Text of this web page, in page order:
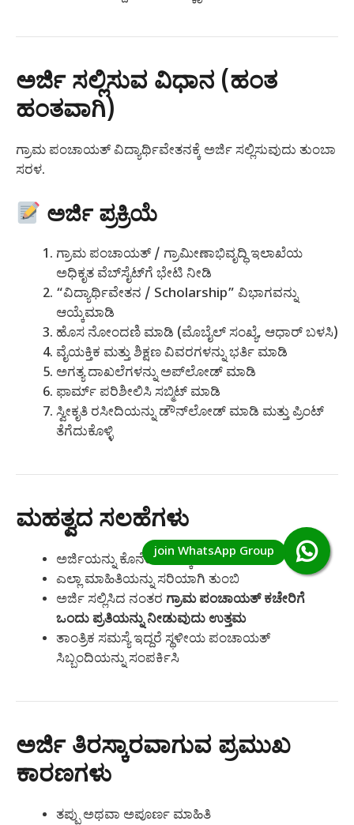
ಅರ್ಜಿ ಸಲ್ಲಿಸುವ ವಿಧಾನ (ಹಂತ
ಹಂತವಾಗಿ)
ಗ್ರಾಮ ಪಂಚಾಯತ್ ವಿದ್ಯಾರ್ಥಿವೇತನಕ್ಕೆ ಅರ್ಜಿ ಸಲ್ಲಿಸುವುದು ತುಂಬಾ
ಸರಳ.
ಅರ್ಜಿ ಪ್ರಕ್ರಿಯೆ
ಗ್ರಾಮ ಪಂಚಾಯತ್ / ಗ್ರಾಮೀಣಾಭಿವೃದ್ಧಿ ಇಲಾಖೆಯ
ಅಧಿಕೃತ ವೆಬ್‌ಸೈಟ್‌ಗೆ ಭೇಟಿ ನೀಡಿ
“ವಿದ್ಯಾರ್ಥಿವೇತನ / Scholarship” ವಿಭಾಗವನ್ನು
ಆಯ್ಕೆಮಾಡಿ
ಹೊಸ ನೋಂದಣಿ ಮಾಡಿ (ಮೊಬೈಲ್ ಸಂಖ್ಯೆ, ಆಧಾರ್ ಬಳಸಿ)
ವೈಯಕ್ತಿಕ ಮತ್ತು ಶಿಕ್ಷಣ ವಿವರಗಳನ್ನು ಭರ್ತಿ ಮಾಡಿ
ಅಗತ್ಯ ದಾಖಲೆಗಳನ್ನು ಅಪ್‌ಲೋಡ್ ಮಾಡಿ
ಫಾರ್ಮ್ ಪರಿಶೀಲಿಸಿ ಸಬ್ಮಿಟ್ ಮಾಡಿ
ಸ್ವೀಕೃತಿ ರಸೀದಿಯನ್ನು ಡೌನ್‌ಲೋಡ್ ಮಾಡಿ ಮತ್ತು ಪ್ರಿಂಟ್
ತೆಗೆದುಕೊಳ್ಳಿ
ಮಹತ್ವದ ಸಲಹೆಗಳು
ಅರ್ಜಿಯನ್ನು ಕೊನೆಯ ದಿನಕ್ಕೆ ಬಿಡಬೇಡಿ
ಎಲ್ಲಾ ಮಾಹಿತಿಯನ್ನು ಸರಿಯಾಗಿ ತುಂಬಿ
ಅರ್ಜಿ ಸಲ್ಲಿಸಿದ ನಂತರ ಗ್ರಾಮ ಪಂಚಾಯತ್ ಕಚೇರಿಗೆ
ಒಂದು ಪ್ರತಿಯನ್ನು ನೀಡುವುದು ಉತ್ತಮ
ತಾಂತ್ರಿಕ ಸಮಸ್ಯೆ ಇದ್ದರೆ ಸ್ಥಳೀಯ ಪಂಚಾಯತ್
ಸಿಬ್ಬಂದಿಯನ್ನು ಸಂಪರ್ಕಿಸಿ
ಅರ್ಜಿ ತಿರಸ್ಕಾರವಾಗುವ ಪ್ರಮುಖ
ಕಾರಣಗಳು
ತಪ್ಪು ಅಥವಾ ಅಪೂರ್ಣ ಮಾಹಿತಿ